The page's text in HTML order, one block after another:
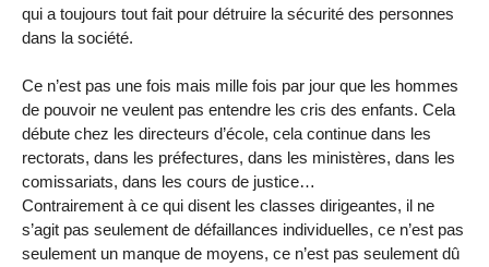
qui a toujours tout fait pour détruire la sécurité des personnes
dans la société.
Ce n’est pas une fois mais mille fois par jour que les hommes
de pouvoir ne veulent pas entendre les cris des enfants. Cela
débute chez les directeurs d’école, cela continue dans les
rectorats, dans les préfectures, dans les ministères, dans les
comissariats, dans les cours de justice…
Contrairement à ce qui disent les classes dirigeantes, il ne
s’agit pas seulement de défaillances individuelles, ce n’est pas
seulement un manque de moyens, ce n’est pas seulement dû